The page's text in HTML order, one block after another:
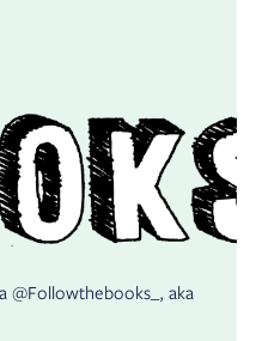
@Followthebooks_, aka